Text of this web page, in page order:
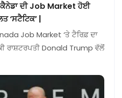
ਦੀ Job Market ਹੋਈ
‘ਸਟੈਟਿਕ’ |
Job Market ‘ਤੇ ਟੈਰਿਫ਼ ਦਾ
ਰਾਸ਼ਟਰਪਤੀ Donald Trump ਵੱਲੋਂ